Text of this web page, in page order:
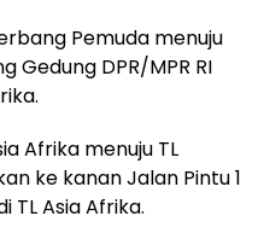
Pemuda menuju
DPR/MPR RI
Afrika menuju TL
ke kanan Jalan Pintu 1
TL Asia Afrika.